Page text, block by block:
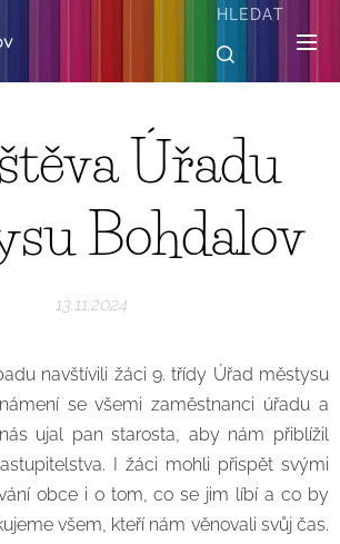
HLEDAT
Úřadu
Bohdalov
13.11.2024
navštívili žáci 9. třídy Úřad městysu
se všemi zaměstnanci úřadu a
ujal pan starosta, aby nám přiblížil
I žáci mohli přispět svými
obce i o tom, co se jim líbí a co by
všem, kteří nám věnovali svůj čas.